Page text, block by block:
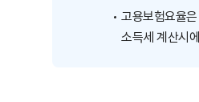
고용보험요율
소득세 계산시